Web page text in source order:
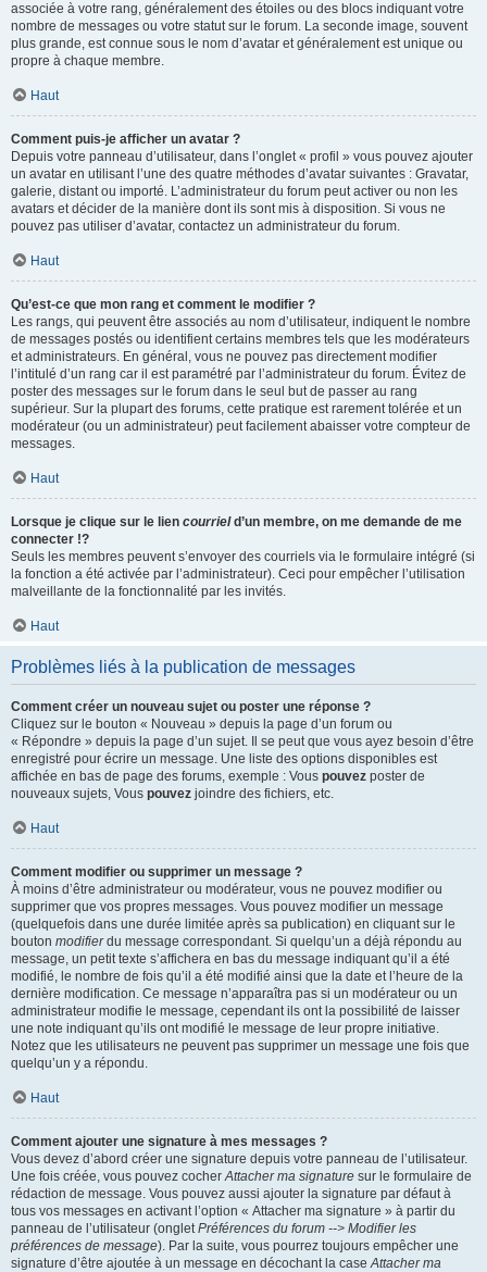
associée à votre rang, généralement des étoiles ou des blocs indiquant votre
nombre de messages ou votre statut sur le forum. La seconde image, souvent
plus grande, est connue sous le nom d’avatar et généralement est unique ou
propre à chaque membre.
Haut
Comment puis-je afficher un avatar ?
Depuis votre panneau d’utilisateur, dans l’onglet « profil » vous pouvez ajouter
un avatar en utilisant l’une des quatre méthodes d’avatar suivantes : Gravatar,
galerie, distant ou importé. L’administrateur du forum peut activer ou non les
avatars et décider de la manière dont ils sont mis à disposition. Si vous ne
pouvez pas utiliser d’avatar, contactez un administrateur du forum.
Haut
Qu’est-ce que mon rang et comment le modifier ?
Les rangs, qui peuvent être associés au nom d’utilisateur, indiquent le nombre
de messages postés ou identifient certains membres tels que les modérateurs
et administrateurs. En général, vous ne pouvez pas directement modifier
l’intitulé d’un rang car il est paramétré par l’administrateur du forum. Évitez de
poster des messages sur le forum dans le seul but de passer au rang
supérieur. Sur la plupart des forums, cette pratique est rarement tolérée et un
modérateur (ou un administrateur) peut facilement abaisser votre compteur de
messages.
Haut
Lorsque je clique sur le lien courrield’un membre, on me demande de me
connecter !?
Seuls les membres peuvent s’envoyer des courriels via le formulaire intégré (si
la fonction a été activée par l’administrateur). Ceci pour empêcher l’utilisation
malveillante de la fonctionnalité par les invités.
Haut
Problèmes liés à la publication de messages
Comment créer un nouveau sujet ou poster une réponse ?
Cliquez sur le bouton « Nouveau » depuis la page d’un forum ou
« Répondre » depuis la page d’un sujet. Il se peut que vous ayez besoin d’être
enregistré pour écrire un message. Une liste des options disponibles est
affichée en bas de page des forums, exemple : Vous pouvez poster de
nouveaux sujets, Vous pouvez joindre des fichiers, etc.
Haut
Comment modifier ou supprimer un message ?
À moins d’être administrateur ou modérateur, vous ne pouvez modifier ou
supprimer que vos propres messages. Vous pouvez modifier un message
(quelquefois dans une durée limitée après sa publication) en cliquant sur le
bouton modifierdu message correspondant. Si quelqu’un a déjà répondu au
message, un petit texte s’affichera en bas du message indiquant qu’il a été
modifié, le nombre de fois qu’il a été modifié ainsi que la date et l’heure de la
dernière modification. Ce message n’apparaîtra pas si un modérateur ou un
administrateur modifie le message, cependant ils ont la possibilité de laisser
une note indiquant qu’ils ont modifié le message de leur propre initiative.
Notez que les utilisateurs ne peuvent pas supprimer un message une fois que
quelqu’un y a répondu.
Haut
Comment ajouter une signature à mes messages ?
Vous devez d’abord créer une signature depuis votre panneau de l’utilisateur.
Une fois créée, vous pouvez cocherAttacher ma signature sur le formulaire de
rédaction de message. Vous pouvez aussi ajouter la signature par défaut à
tous vos messages en activant l’option « Attacher ma signature » à partir du
panneau de l’utilisateur (ongletPréférences du forum --> Modifier les
préférences de message). Par la suite, vous pourrez toujours empêcher une
signature d’être ajoutée à un message en décochant la caseAttacher ma